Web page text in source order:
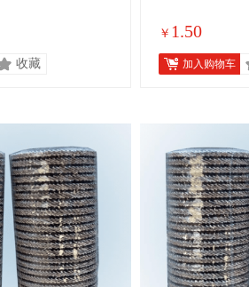
收藏
￥ 1.50
加入购物车